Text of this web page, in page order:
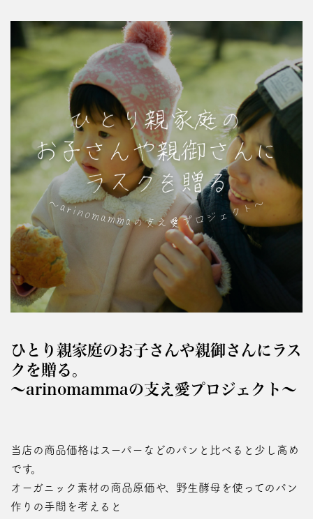
ひとり親家庭のお子さんや親御さんにラス
クを贈る。
～arinomammaの支え愛プロジェクト～
当店の商品価格はスーパーなどのパンと比べると少し高め
です。
オーガニック素材の商品原価や、野生酵母を使ってのパン
作りの手間を考えると